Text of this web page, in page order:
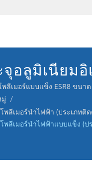
อลูมิเนียมอิ
งที่ทนความ
งที่ 125°C
พที่เสถียรแ
ลีเมอร์แบบแข็ง ESR8 ขนาด
นพื้นผิว) ถูกออกแบบมาเพื่อตอ
บคุมแรงดันไฟฟ้า และการใช้
มู่
/
พลีเมอร์นำไฟฟ้า (ประเภทติ
พลีเมอร์นำไฟฟ้าแบบแข็ง (ป